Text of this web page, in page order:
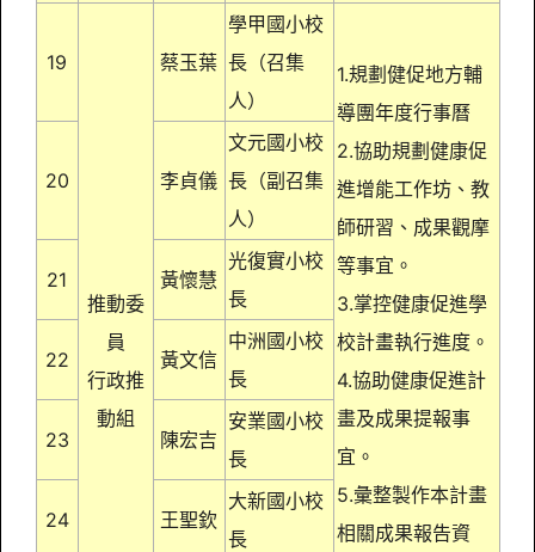
19
推動委
員
行政推
動組
蔡玉葉
學甲國小校
長（召集
人）
1.規劃健促地方輔
導團年度行事曆
2.協助規劃健康促
進增能工作坊、教
師研習、成果觀摩
等事宜。
3.掌控健康促進學
校計畫執行進度。
4.協助健康促進計
畫及成果提報事
宜。
5.彙整製作本計畫
相關成果報告資
20 李貞儀
文元國小校
長（副召集
人）
21 黃懷慧
光復實小校
長
22 黃文信
中洲國小校
長
23 陳宏吉
安業國小校
長
24 王聖欽
大新國小校
長